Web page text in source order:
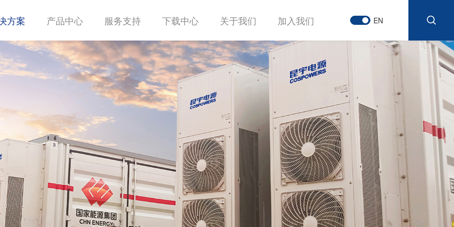
方案 产品中心 服务支持 下载中心 关于我们 加入我们 EN